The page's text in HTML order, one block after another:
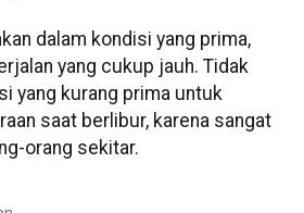
dalam kondisi yang prima,
yang cukup jauh. Tidak
yang kurang prima untuk
saat berlibur, karena sangat
orang sekitar.